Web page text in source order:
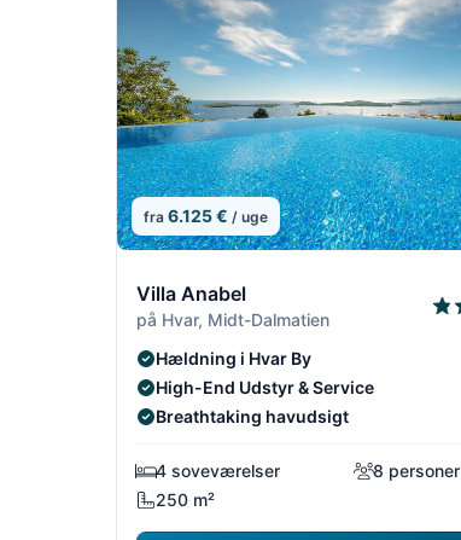
fra 6.125 € / uge
Villa Anabel
på Hvar, Midt-Dalmatien
Hældning i Hvar By
High-End Udstyr & Service
Breathtaking havudsigt
4 soveværelser
8 personer
250 m²